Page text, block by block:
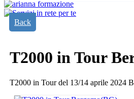
Back
T2000 in Tour
T2000 in Tour del 13/14 aprile 2024